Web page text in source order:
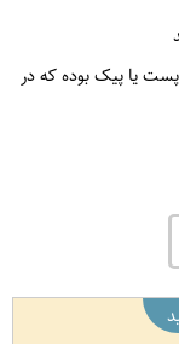
یا پیک بوده که در